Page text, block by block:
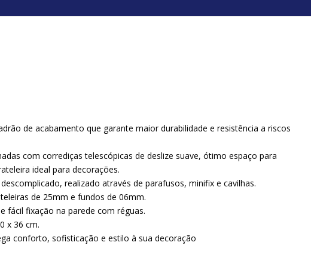
de acabamento que garante maior durabilidade e resistência a riscos
com corrediças telescópicas de deslize suave, ótimo espaço para
ideal para decorações.
realizado através de parafusos, minifix e cavilhas.
de 25mm e fundos de 06mm.
fácil fixação na parede com réguas.
x 36 cm.
conforto, sofisticação e estilo à sua decoração